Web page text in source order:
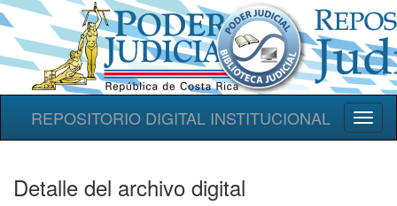
REPOSITORIO DIGITAL INSTITUCIONAL
Detalle del archivo digital